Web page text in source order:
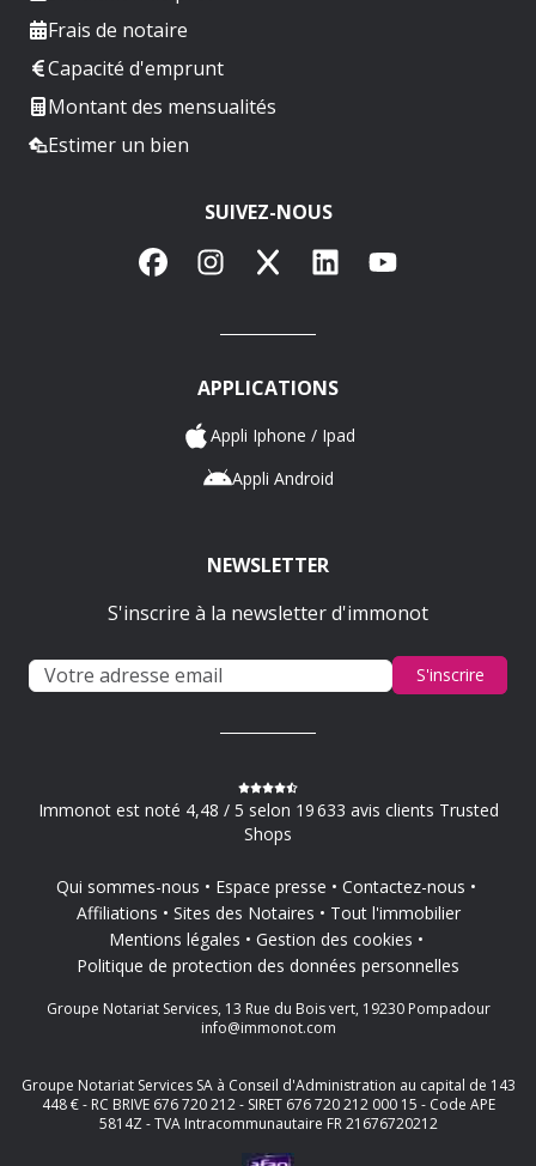
Frais de notaire
Capacité d'emprunt
Montant des mensualités
Estimer un bien
SUIVEZ-NOUS
FacebookInstagram
X LinkedInYouTube
APPLICATIONS
Appli Iphone / Ipad
Appli Android
NEWSLETTER
S'inscrire à la newsletter d'immonot
S'inscrire
Immonot est noté 4,48 / 5 selon 19 633 avis clients Trusted
Shops
Qui sommes-nous Espace presse
Contactez-nous
Affiliations
Sites des Notaires
Tout l'immobilier
Mentions légales
Gestion des cookies
Politique de protection des données personnelles
Groupe Notariat Services, 13 Rue du Bois vert, 19230 Pompadour
info@immonot.com
Groupe Notariat Services SA à Conseil d'Administration au capital de 143
448 € - RC BRIVE 676 720 212 - SIRET 676 720 212 000 15 - Code APE
5814Z - TVA Intracommunautaire FR 21676720212